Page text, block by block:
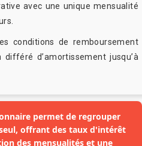
avec une unique mensualité
conditions de remboursement
d’amortissement jusqu’à
permet de regrouper
offrant des taux d'intérêt
des mensualités et une